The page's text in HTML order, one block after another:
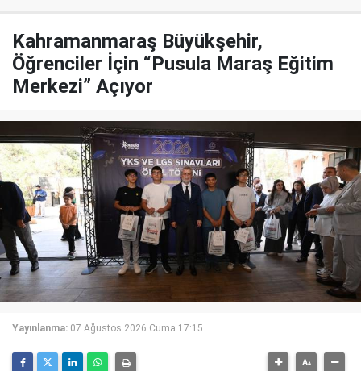
Kahramanmaraş Büyükşehir,
Öğrenciler İçin “Pusula Maraş Eğitim
Merkezi” Açıyor
Yayınlanma: 07 Ağustos 2026 Cuma 17:15